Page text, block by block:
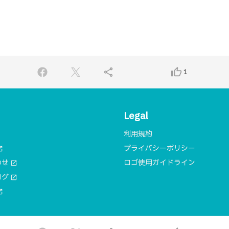
share thumb_up_alt 1
open_in_new
open_in_new
Legal
利用規約
プライバシーポリシー
ロゴ使用ガイドライン